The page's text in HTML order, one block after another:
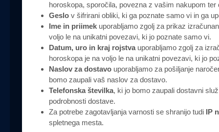
horoskopa, sporočila, povezna z vašim nakupom
Geslo v šifrirani obliki, ki ga poznate samo vi in ga
Ime in priimek uporabljamo zgolj za prikaz
voljo le na unikatni povezavi, ki jo poznate samo vi.
Datum, uro in kraj rojstvauporabljamo zgolj za
horoskopa je na voljo le na unikatni povezavi, ki jo
Naslov za dostavo uporabljamo za pošiljanje
bomo zaupali vaš naslov za dostavo.
Telefonska številka, ki jo bomo zaupali dostavni
podrobnosti dostave.
Za potrebe zagotavljanja varnosti se shranijo tudi IP
spletnega mesta.